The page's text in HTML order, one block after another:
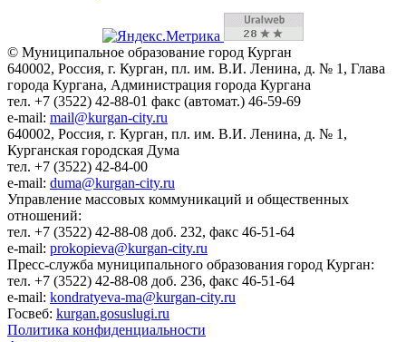
© Муниципальное образование город Курган
640002, Россия, г. Курган, пл. им. В.И. Ленина, д. № 1, Глава
города Кургана, Администрация города Кургана
тел. +7 (3522) 42-88-01 факс (автомат.) 46-59-69
e-mail: mail@kurgan-city.ru
640002, Россия, г. Курган, пл. им. В.И. Ленина, д. № 1,
Курганская городская Дума
тел. +7 (3522) 42-84-00
e-mail: duma@kurgan-city.ru
Управление массовых коммуникаций и общественных
отношений:
тел. +7 (3522) 42-88-08 доб. 232, факс 46-51-64
e-mail: prokopieva@kurgan-city.ru
Пресс-служба муниципального образования город Курган:
тел. +7 (3522) 42-88-08 доб. 236, факс 46-51-64
e-mail: kondratyeva-ma@kurgan-city.ru
Госвеб: kurgan.gosuslugi.ru
Политика конфиденциальности